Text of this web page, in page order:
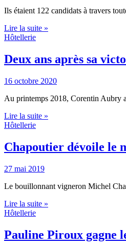
Ils étaient 122 candidats à travers
Lire la suite »
Hôtellerie
Deux ans après sa
16 octobre 2020
Au printemps 2018, Corentin Aubry
Lire la suite »
Hôtellerie
Chapoutier dévoile le
27 mai 2019
Le bouillonnant vigneron Michel
Lire la suite »
Hôtellerie
Pauline Piroux gagne